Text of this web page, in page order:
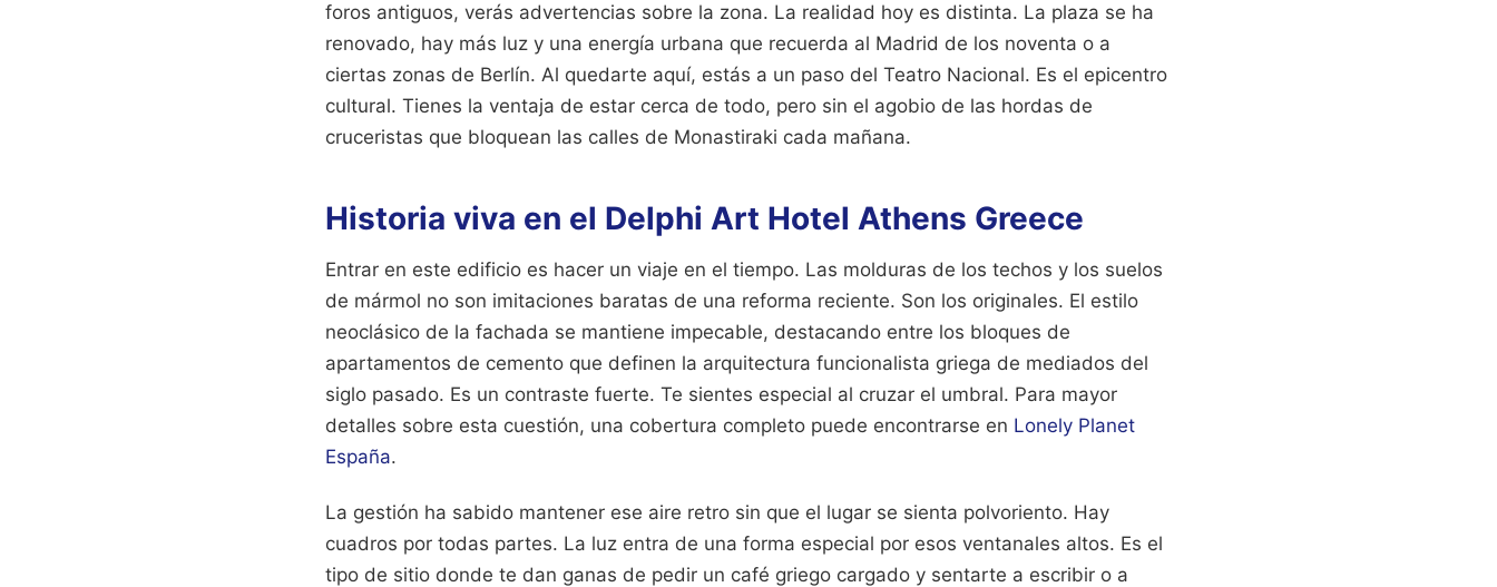
foros antiguos, verás advertencias sobre la zona. La realidad hoy es distinta. La plaza se ha
renovado, hay más luz y una energía urbana que recuerda al Madrid de los noventa o a
ciertas zonas de Berlín. Al quedarte aquí, estás a un paso del Teatro Nacional. Es el epicentro
cultural. Tienes la ventaja de estar cerca de todo, pero sin el agobio de las hordas de
cruceristas que bloquean las calles de Monastiraki cada mañana.
Historia viva en el Delphi Art Hotel Athens Greece
Entrar en este edificio es hacer un viaje en el tiempo. Las molduras de los techos y los suelos
de mármol no son imitaciones baratas de una reforma reciente. Son los originales. El estilo
neoclásico de la fachada se mantiene impecable, destacando entre los bloques de
apartamentos de cemento que definen la arquitectura funcionalista griega de mediados del
siglo pasado. Es un contraste fuerte. Te sientes especial al cruzar el umbral. Para mayor
detalles sobre esta cuestión, una cobertura completo puede encontrarse en Lonely Planet
España.
La gestión ha sabido mantener ese aire retro sin que el lugar se sienta polvoriento. Hay
cuadros por todas partes. La luz entra de una forma especial por esos ventanales altos. Es el
tipo de sitio donde te dan ganas de pedir un café griego cargado y sentarte a escribir o a